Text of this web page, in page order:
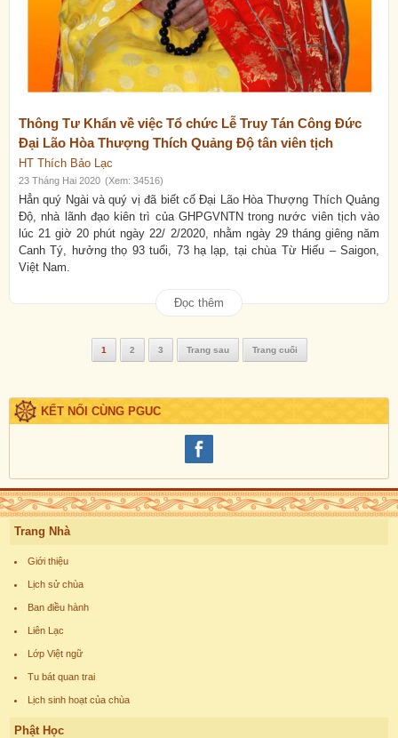
Thông Tư Khẩn về việc Tổ chức Lễ Truy Tán Công Đức
Đại Lão Hòa Thượng Thích Quảng Độ tân viên tịch
HT Thích Bảo Lạc
23 Tháng Hai 2020 (Xem: 34516)
Hẳn quý Ngài và quý vị đã biết cố Đại Lão Hòa Thượng Thích Quảng
Độ, nhà lãnh đạo kiên trì của GHPGVNTN trong nước viên tịch vào
lúc 21 giờ 20 phút ngày 22/ 2/2020, nhằm ngày 29 tháng giêng năm
Canh Tý, hưởng thọ 93 tuổi, 73 hạ lạp, tại chùa Từ Hiếu – Saigon,
Việt Nam.
Đọc thêm
1 2 3 Trang sau Trang cuối
KẾT NỐI CÙNG PGUC
Trang Nhà
Giới thiệu
Lịch sử chùa
Ban điều hành
Liên Lạc
Lớp Việt ngữ
Tu bát quan trai
Lịch sinh hoạt của chùa
Phật Học